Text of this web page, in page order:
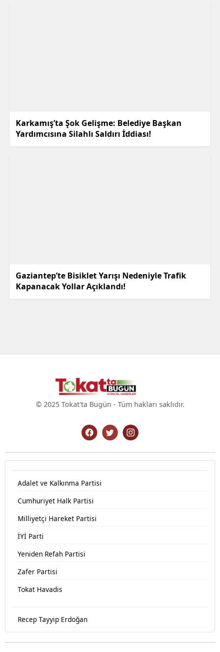
Karkamış’ta Şok Gelişme: Belediye Başkan
Yardımcısına Silahlı Saldırı İddiası!
Gaziantep’te Bisiklet Yarışı Nedeniyle Trafik
Kapanacak Yollar Açıklandı!
© 2025 Tokat'ta Bugün - Tüm hakları saklıdır.
Adalet ve Kalkınma Partisi
Cumhuriyet Halk Partisi
Milliyetçi Hareket Partisi
İYİ Parti
Yeniden Refah Partisi
Zafer Partisi
Tokat Havadis
Recep Tayyip Erdoğan